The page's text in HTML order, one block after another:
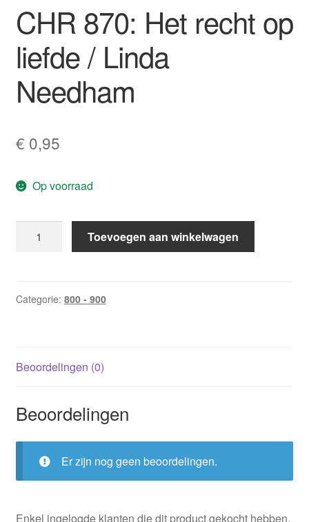
CHR 870: Het recht op
liefde / Linda
Needham
€ 0,95
Op voorraad
op
Needham
Toevoegen aan winkelwagen
Categorie: 800 - 900
Beoordelingen (0)
Beoordelingen
Er zijn nog geen beoordelingen.
Enkel ingelogde klanten die dit product gekocht hebben,